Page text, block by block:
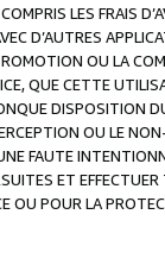
LES FRAIS
D’AUTRES
OU LA
QUE CETTE
DISPOSITION
OU LE
FAUTE
ET
OU POUR LA